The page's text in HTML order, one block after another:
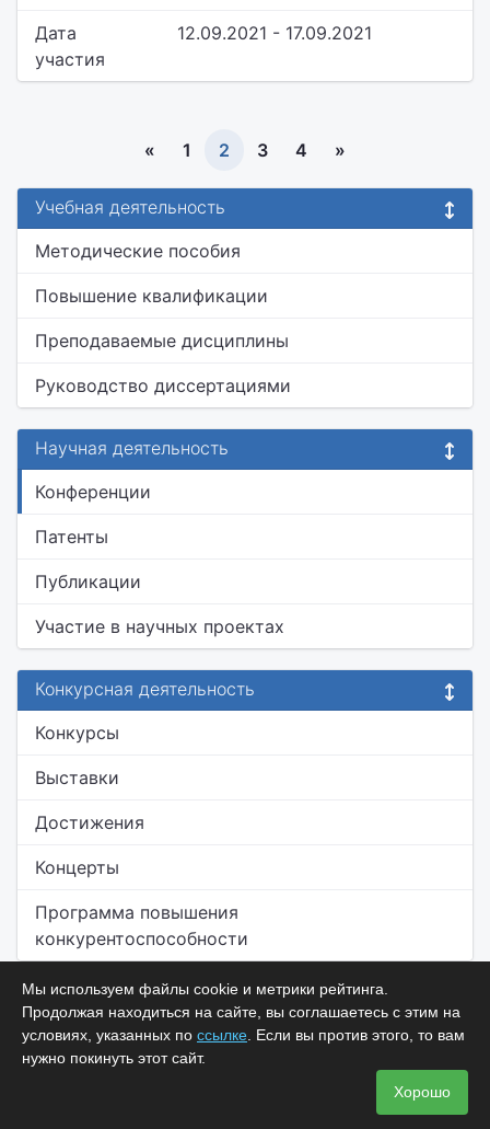
Дата
участия
12.09.2021 - 17.09.2021
« 1 2 3 4 »
Учебная деятельность
Методические пособия
Повышение квалификации
Преподаваемые дисциплины
Руководство диссертациями
Научная деятельность
Конференции
Патенты
Публикации
Участие в научных проектах
Конкурсная деятельность
Конкурсы
Выставки
Достижения
Концерты
Программа повышения
конкурентоспособности
Мы используем файлы cookie и метрики рейтинга.
Продолжая находиться на сайте, вы соглашаетесь с этим на
условиях, указанных по ссылке . Если вы против этого, то вам
нужно покинуть этот сайт.
Хорошо